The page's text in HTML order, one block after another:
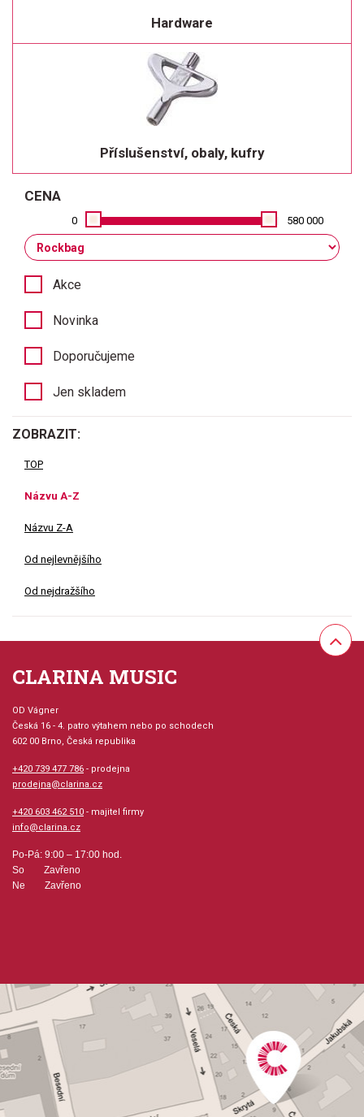
Hardware
Příslušenství, obaly, kufry
CENA
0 580 000
Akce
Novinka
Doporučujeme
Jen skladem
ZOBRAZIT:
TOP
Názvu A-Z
Názvu Z-A
Od nejlevnějšího
Od nejdražšího
CLARINA MUSIC
OD Vágner
Česká 16 - 4. patro výtahem nebo po schodech
602 00 Brno, Česká republika
+420 739 477 786 - prodejna
prodejna@clarina.cz
+420 603 462 510 - majitel firmy
info@clarina.cz
Po-Pá: 9:00 – 17:00 hod.
So Zavřeno
Ne Zavřeno